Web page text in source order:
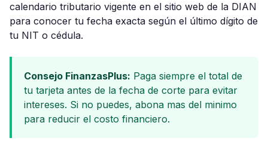
calendario tributario vigente en el sitio web de la DIAN
para conocer tu fecha exacta según el último dígito de
tu NIT o cédula.
Consejo FinanzasPlus: Paga siempre el total de
tu tarjeta antes de la fecha de corte para evitar
intereses. Si no puedes, abona mas del minimo
para reducir el costo financiero.